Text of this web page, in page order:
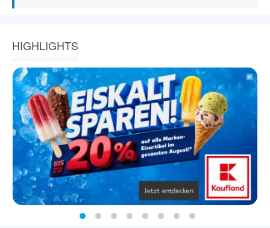
HIGHLIGHTS